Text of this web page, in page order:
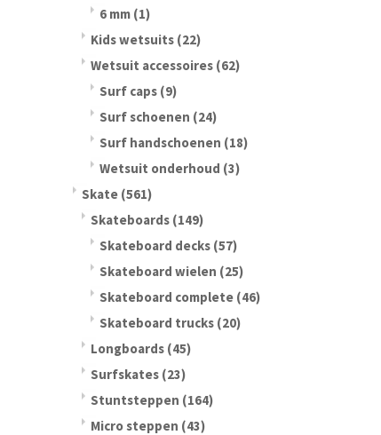
6 mm (1)
Kids wetsuits (22)
Wetsuit accessoires (62)
Surf caps (9)
Surf schoenen (24)
Surf handschoenen (18)
Wetsuit onderhoud (3)
Skate (561)
Skateboards (149)
Skateboard decks (57)
Skateboard wielen (25)
Skateboard complete (46)
Skateboard trucks (20)
Longboards (45)
Surfskates (23)
Stuntsteppen (164)
Micro steppen (43)